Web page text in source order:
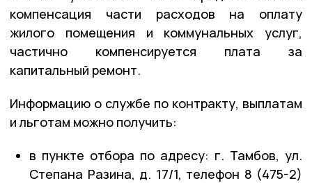
компенсация части расходов на оплату
жилого помещения и коммунальных услуг,
частично компенсируется плата за
капитальный ремонт.
Информацию о службе по контракту, выплатам
и льготам можно получить:
в пункте отбора по адресу: г. Тамбов, ул.
Степана Разина, д. 17/1, телефон 8 (475-2)